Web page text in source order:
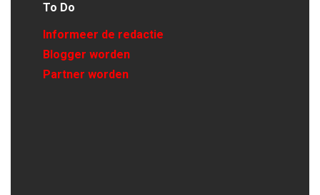
To Do
Informeer de redactie
Blogger worden
Partner worden